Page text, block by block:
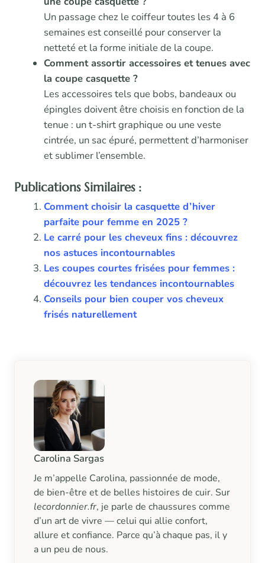
Un passage chez le coiffeur toutes les 4 à 6
semaines est conseillé pour conserver la
netteté et la forme initiale de la coupe.
Comment assortir accessoires et tenues avec
la coupe casquette ?
Les accessoires tels que bobs, bandeaux ou
épingles doivent être choisis en fonction de la
tenue : un t-shirt graphique ou une veste
cintrée, un sac épuré, permettent d’harmoniser
et sublimer l’ensemble.
Publications Similaires :
Comment choisir la casquette d’hiver
parfaite pour femme en 2025 ?
Le carré pour les cheveux fins : découvrez
nos astuces incontournables
Les coupes courtes frisées pour femmes :
découvrez les tendances incontournables
Conseils pour bien couper vos cheveux
frisés naturellement
Carolina Sargas
Je m’appelle Carolina, passionnée de mode,
de bien-être et de belles histoires de cuir. Sur
lecordonnier.fr, je parle de chaussures comme
d’un art de vivre — celui qui allie confort,
allure et confiance. Parce qu’à chaque pas, il y
a un peu de nous.